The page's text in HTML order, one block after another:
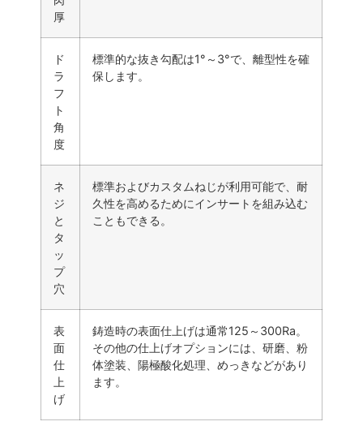
厚
ド
ラ
フ
ト
角
度
標準的な抜き勾配は1°～3°で、離型性を確
保します。
ネ
ジ
と
タ
ッ
プ
穴
標準およびカスタムねじが利用可能で、耐
久性を高めるためにインサートを組み込む
こともできる。
表
面
仕
上
げ
鋳造時の表面仕上げは通常125～300Ra。
その他の仕上げオプションには、研磨、粉
体塗装、陽極酸化処理、めっきなどがあり
ます。